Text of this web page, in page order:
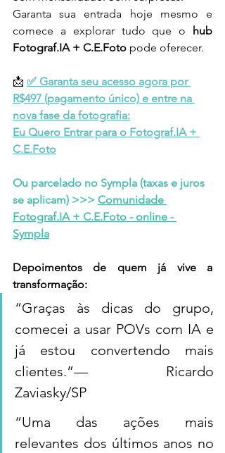
Garanta sua entrada hoje mesmo e
comece a explorar tudo que o hub
Fotograf.IA + C.E.Foto pode oferecer.
📩 ✅ Garanta seu acesso agora por
R$497 (pagamento único) e entre na
nova fase da fotografia:
Eu Quero Entrar para o Fotograf.IA +
C.E.Foto
Ou parcelado no Sympla (taxas e juros
se aplicam) >>> Comunidade
Fotograf.IA + C.E.Foto - online -
Sympla
Depoimentos de quem já vive a
transformação:
“Graças às dicas do grupo,
comecei a usar POVs com IA e
já estou convertendo mais
clientes.”— Ricardo
Zaviasky/SP
“Uma das ações mais
relevantes dos últimos anos no